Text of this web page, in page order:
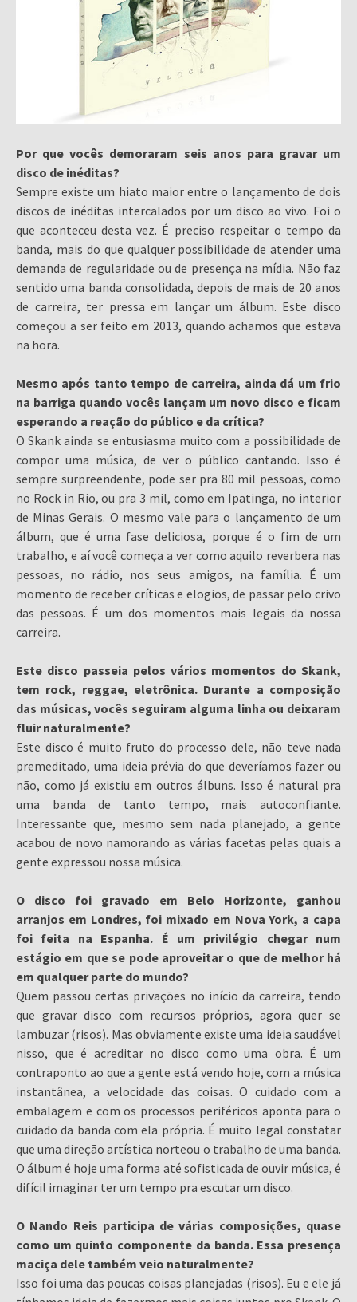
Por que vocês demoraram seis anos para gravar um
disco de inéditas?
Sempre existe um hiato maior entre o lançamento de dois
discos de inéditas intercalados por um disco ao vivo. Foi o
que aconteceu desta vez. É preciso respeitar o tempo da
banda, mais do que qualquer possibilidade de atender uma
demanda de regularidade ou de presença na mídia. Não faz
sentido uma banda consolidada, depois de mais de 20 anos
de carreira, ter pressa em lançar um álbum. Este disco
começou a ser feito em 2013, quando achamos que estava
na hora.
Mesmo após tanto tempo de carreira, ainda dá um frio
na barriga quando vocês lançam um novo disco e ficam
esperando a reação do público e da crítica?
O Skank ainda se entusiasma muito com a possibilidade de
compor uma música, de ver o público cantando. Isso é
sempre surpreendente, pode ser pra 80 mil pessoas, como
no Rock in Rio, ou pra 3 mil, como em Ipatinga, no interior
de Minas Gerais. O mesmo vale para o lançamento de um
álbum, que é uma fase deliciosa, porque é o fim de um
trabalho, e aí você começa a ver como aquilo reverbera nas
pessoas, no rádio, nos seus amigos, na família. É um
momento de receber críticas e elogios, de passar pelo crivo
das pessoas. É um dos momentos mais legais da nossa
carreira.
Este disco passeia pelos vários momentos do Skank,
tem rock, reggae, eletrônica. Durante a composição
das músicas, vocês seguiram alguma linha ou deixaram
fluir naturalmente?
Este disco é muito fruto do processo dele, não teve nada
premeditado, uma ideia prévia do que deveríamos fazer ou
não, como já existiu em outros álbuns. Isso é natural pra
uma banda de tanto tempo, mais autoconfiante.
Interessante que, mesmo sem nada planejado, a gente
acabou de novo namorando as várias facetas pelas quais a
gente expressou nossa música.
O disco foi gravado em Belo Horizonte, ganhou
arranjos em Londres, foi mixado em Nova York, a capa
foi feita na Espanha. É um privilégio chegar num
estágio em que se pode aproveitar o que de melhor há
em qualquer parte do mundo?
Quem passou certas privações no início da carreira, tendo
que gravar disco com recursos próprios, agora quer se
lambuzar (risos). Mas obviamente existe uma ideia saudável
nisso, que é acreditar no disco como uma obra. É um
contraponto ao que a gente está vendo hoje, com a música
instantânea, a velocidade das coisas. O cuidado com a
embalagem e com os processos periféricos aponta para o
cuidado da banda com ela própria. É muito legal constatar
que uma direção artística norteou o trabalho de uma banda.
O álbum é hoje uma forma até sofisticada de ouvir música, é
difícil imaginar ter um tempo pra escutar um disco.
O Nando Reis participa de várias composições, quase
como um quinto componente da banda. Essa presença
maciça dele também veio naturalmente?
Isso foi uma das poucas coisas planejadas (risos). Eu e ele já